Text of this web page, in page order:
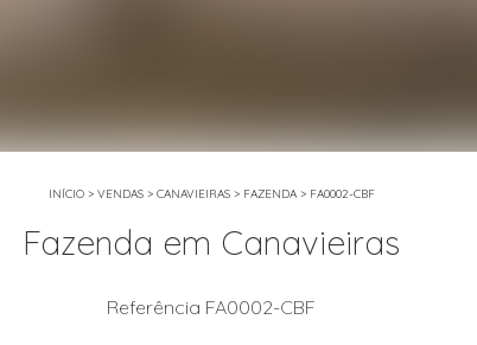
INÍCIO> VENDAS> CANAVIEIRAS> FAZENDA> FA0002-CBF
Fazenda em Canavieiras
Referência FA0002-CBF